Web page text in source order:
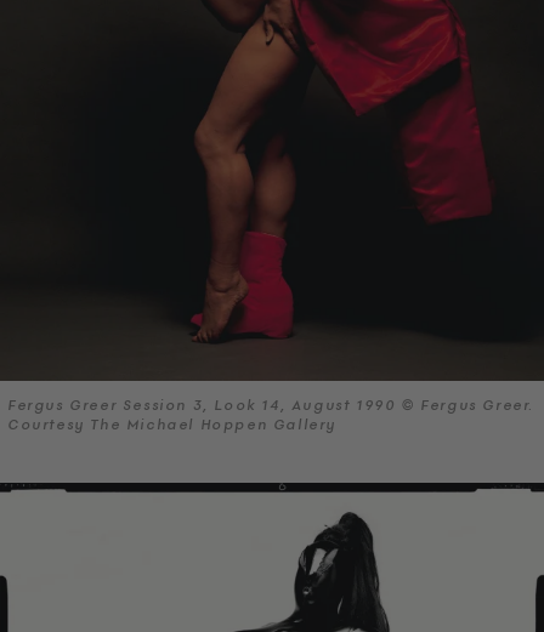
Fergus Greer Session 3, Look 14, August 1990 © Fergus Greer.
Courtesy The Michael Hoppen Gallery